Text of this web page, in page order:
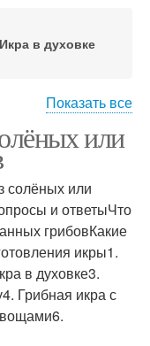
Икра в духовке
с томатной пастой
с чесноком
Показать все
или
солёных или
и ответыЧто
грибовКакие
икры1.
в духовке3.
Грибная икра с